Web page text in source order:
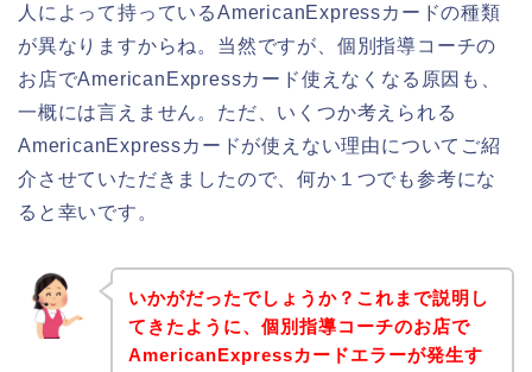
人によって持っているAmericanExpressカードの種類
が異なりますからね。当然ですが、個別指導コーチの
お店でAmericanExpressカード使えなくなる原因も、
一概には言えません。ただ、いくつか考えられる
AmericanExpressカードが使えない理由についてご紹
介させていただきましたので、何か１つでも参考にな
ると幸いです。
いかがだったでしょうか？これまで説明し
てきたように、個別指導コーチのお店で
AmericanExpressカードエラーが発生す